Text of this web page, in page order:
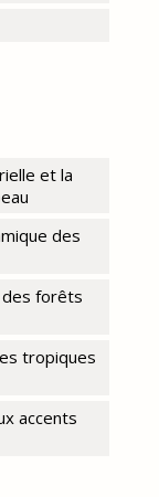
et la
des
des forêts
tropiques
accents